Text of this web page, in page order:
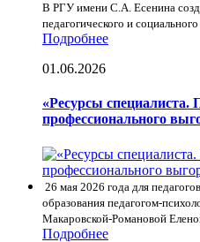
В РГУ имени С.А. Есенина
педагогического и
Подробнее
01.06.2026
«Ресурсы
профессионального
26 мая 2026 года для
образования педагогом-
Макаровской-Романовой
Подробнее